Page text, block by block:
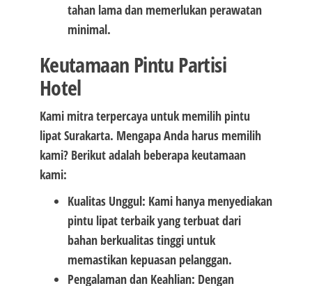
tahan lama dan memerlukan perawatan
minimal.
Keutamaan Pintu Partisi
Hotel
Kami mitra terpercaya untuk memilih pintu
lipat Surakarta. Mengapa Anda harus memilih
kami? Berikut adalah beberapa keutamaan
kami:
Kualitas Unggul: Kami hanya menyediakan
pintu lipat terbaik yang terbuat dari
bahan berkualitas tinggi untuk
memastikan kepuasan pelanggan.
Pengalaman dan Keahlian: Dengan